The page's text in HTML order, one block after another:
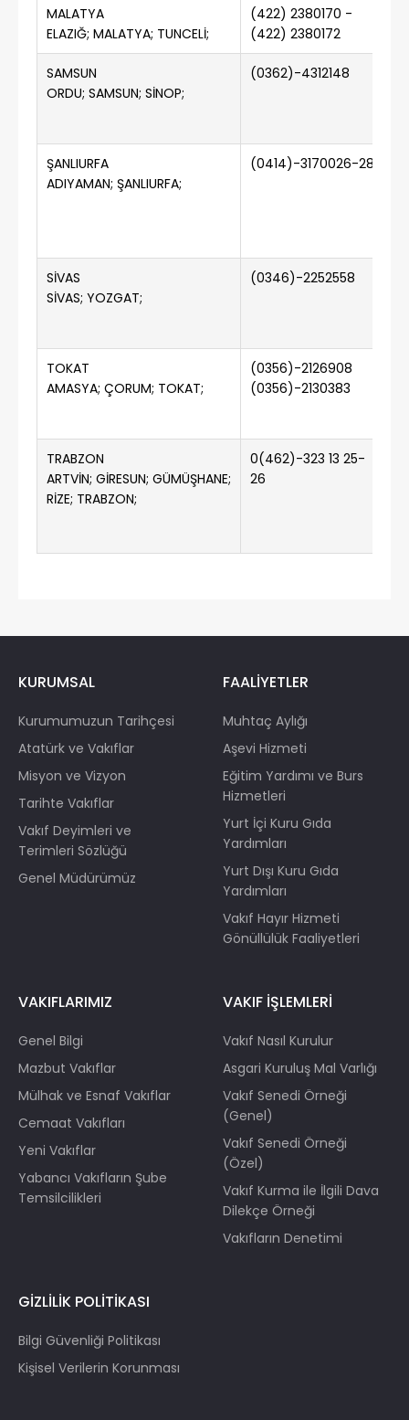
MALATYA
ELAZIĞ; MALATYA; TUNCELİ;
(422) 2380170 -
(422) 2380172
SAMSUN
ORDU; SAMSUN; SİNOP;
(0362)-4312148
ŞANLIURFA
ADIYAMAN; ŞANLIURFA;
(0414)-3170026-28
SİVAS
SİVAS; YOZGAT;
(0346)-2252558
TOKAT
AMASYA; ÇORUM; TOKAT;
(0356)-2126908
(0356)-2130383
​TRABZON
ARTVİN; GİRESUN; GÜMÜŞHANE;
RİZE; TRABZON;
0(462)-323 13 25-
26
KURUMSAL
Kurumumuzun Tarihçesi
Atatürk ve Vakıflar
Misyon ve Vizyon
Tarihte Vakıflar
Vakıf Deyimleri ve
Terimleri Sözlüğü
Genel Müdürümüz
FAALİYETLER
Muhtaç Aylığı
Aşevi Hizmeti
Eğitim Yardımı ve Burs
Hizmetleri
Yurt İçi Kuru Gıda
Yardımları
Yurt Dışı Kuru Gıda
Yardımları
Vakıf Hayır Hizmeti
Gönüllülük Faaliyetleri
VAKIFLARIMIZ
Genel Bilgi
Mazbut Vakıflar
Mülhak ve Esnaf Vakıflar
Cemaat Vakıfları
Yeni Vakıflar
Yabancı Vakıfların Şube
Temsilcilikleri
VAKIF İŞLEMLERİ
Vakıf Nasıl Kurulur
Asgari Kuruluş Mal Varlığı
Vakıf Senedi Örneği
(Genel)
Vakıf Senedi Örneği
(Özel)
Vakıf Kurma ile İlgili Dava
Dilekçe Örneği
Vakıfların Denetimi
GİZLİLİK POLİTİKASI
Bilgi Güvenliği Politikası
Kişisel Verilerin Korunması